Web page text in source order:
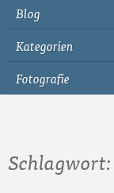
Blog
Kategorien
Fotografie
Schlagwort: